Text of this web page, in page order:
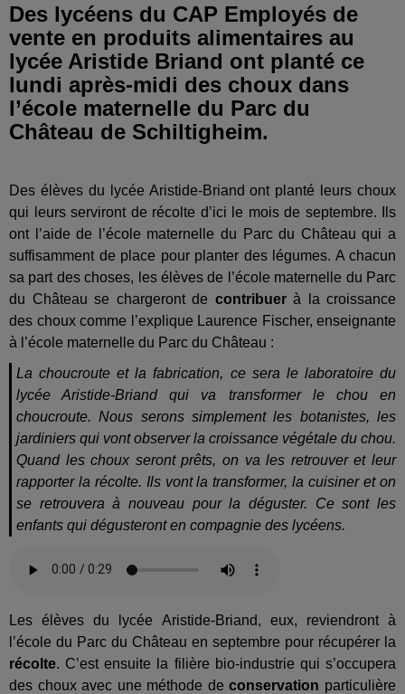
Des lycéens du CAP Employés de
vente en produits alimentaires au
lycée Aristide Briand ont planté ce
lundi après-midi des choux dans
l’école maternelle du Parc du
Château de Schiltigheim.
Des élèves du lycée Aristide-Briand ont planté leurs choux
qui leurs serviront de récolte d’ici le mois de septembre. Ils
ont l’aide de l’école maternelle du Parc du Château qui a
suffisamment de place pour planter des légumes. A chacun
sa part des choses, les élèves de l’école maternelle du Parc
du Château se chargeront de contribuerà la croissance
des choux comme l’explique Laurence Fischer, enseignante
à l’école maternelle du Parc du Château :
La choucroute et la fabrication, ce sera le laboratoire du
lycée Aristide-Briand qui va transformer le chou en
choucroute. Nous serons simplement les botanistes, les
jardiniers qui vont observer la croissance végétale du chou.
Quand les choux seront prêts, on va les retrouver et leur
rapporter la récolte. Ils vont la transformer, la cuisiner et on
se retrouvera à nouveau pour la déguster. Ce sont les
enfants qui dégusteront en compagnie des lycéens.
Les élèves du lycée Aristide-Briand, eux, reviendront à
l’école du Parc du Château en septembre pour récupérer la
récolte. C’est ensuite la filière bio-industrie qui s’occupera
des choux avec une méthode deconservation particulière